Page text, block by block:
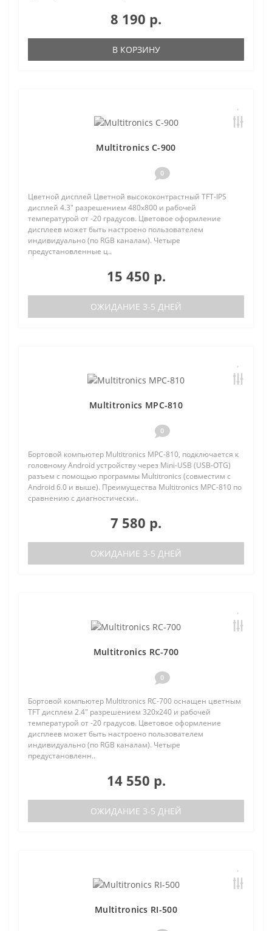
8 190 р.
В КОРЗИНУ
Multitronics C-900
0
Цветной дисплей Цветной высококонтрастный TFT-IPS
дисплей 4.3" разрешением 480х800 и рабочей
температурой от -20 градусов. Цветовое оформление
дисплеев может быть настроено пользователем
индивидуально (по RGB каналам). Четыре
предустановленные ц..
15 450 р.
ОЖИДАНИЕ 3-5 ДНЕЙ
Multitronics MPC-810
0
Бортовой компьютер Multitronics MPC-810, подключается к
головному Android устройству через Mini-USB (USB-OTG)
разъем с помощью программы Multitronics (совместим с
Android 6.0 и выше). Преимущества Multitronics MPC-810 по
сравнению с диагностически..
7 580 р.
ОЖИДАНИЕ 3-5 ДНЕЙ
Multitronics RC-700
0
Бортовой компьютер Multitronics RC-700 оснащен цветным
TFT дисплем 2.4" разрешением 320х240 и рабочей
температурой от -20 градусов. Цветовое оформление
дисплеев может быть настроено пользователем
индивидуально (по RGB каналам). Четыре
предустановленн..
14 550 р.
ОЖИДАНИЕ 3-5 ДНЕЙ
Multitronics RI-500